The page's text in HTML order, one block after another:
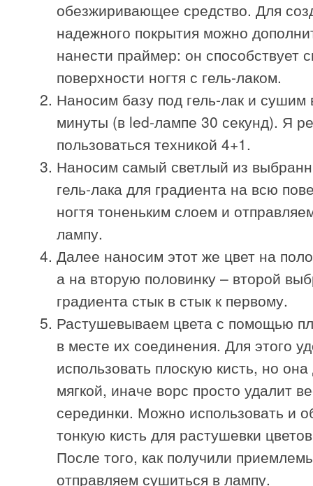
обезжиривающее средство. Для
надежного покрытия можно
нанести праймер: он способствует
поверхности ногтя с гель-лаком.
Наносим базу под гель-лак и сушим
минуты (в led-лампе 30 секунд). Я
пользоваться техникой 4+1.
Наносим самый светлый из
гель-лака для градиента на всю
ногтя тоненьким слоем и
лампу.
Далее наносим этот же цвет на
а на вторую половинку – второй
градиента стык в стык к первому.
Растушевываем цвета с помощью
в месте их соединения. Для этого
использовать плоскую кисть, но
мягкой, иначе ворс просто удалит
серединки. Можно использовать и
тонкую кисть для растушевки
После того, как получили
отправляем сушиться в лампу.